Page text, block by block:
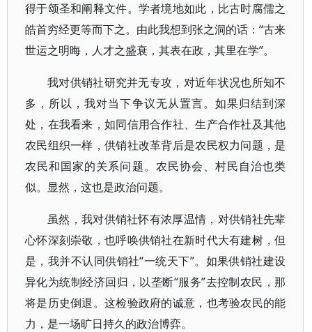
得于颂圣和阐释文件。学者境地如此，比古时腐儒之
皓首穷经更等而下之。由此我想到张之洞的话：“古来
世运之明晦，人才之盛衰，其表在政，其里在学”。
我对供销社研究并无专攻，对近年状况也所知不
多，所以，我对当下争议无从置言。如果归结到深
处，在我看来，如同信用合作社、生产合作社及其他
农民组织一样，供销社改革背后是农民权力问题，是
农民和国家的关系问题。农民协会、村民自治也类
似。显然，这也是政治问题。
虽然，我对供销社怀有浓厚温情，对供销社先辈
心怀深刻崇敬，也呼唤供销社在新时代大有建树，但
是，我并不认同供销社“一统天下”。如果供销社建设
异化为统制经济回归，以垄断“服务”去控制农民，那
将是历史倒退。这检验政府的诚意，也考验农民的能
力，是一场旷日持久的政治博弈。